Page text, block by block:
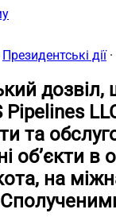
Президентські дії ·
Pipelines
та
об’єкти в
на